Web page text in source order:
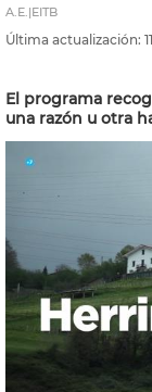
A.E.|EITB
Última actualización:
El programa
una razón u otra